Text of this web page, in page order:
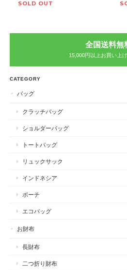
SOLD OUT
全国送料無
15,000円以上お買い上
CATEGORY
バッグ
クラッチバッグ
ショルダーバッグ
トートバッグ
リュックサック
インドネシア
ポーチ
エコバッグ
お財布
長財布
二つ折り財布